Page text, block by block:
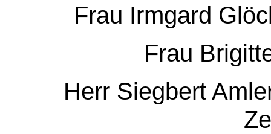
Frau Irmgard
Frau
Herr Siegbert